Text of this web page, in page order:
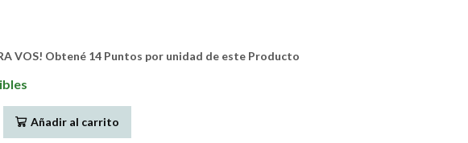
VOS! Obtené 14 Puntos por unidad de este Producto
Añadir al carrito